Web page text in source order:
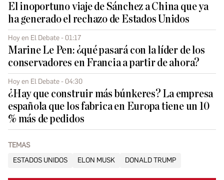
El inoportuno viaje de Sánchez a China que ya
ha generado el rechazo de Estados Unidos
Hoy en El Debate - 01:17
Marine Le Pen: ¿qué pasará con la líder de los
conservadores en Francia a partir de ahora?
Hoy en El Debate - 04:30
¿Hay que construir más búnkeres? La empresa
española que los fabrica en Europa tiene un 10
% más de pedidos
TEMAS
ESTADOS UNIDOS
ELON MUSK DONALD TRUMP